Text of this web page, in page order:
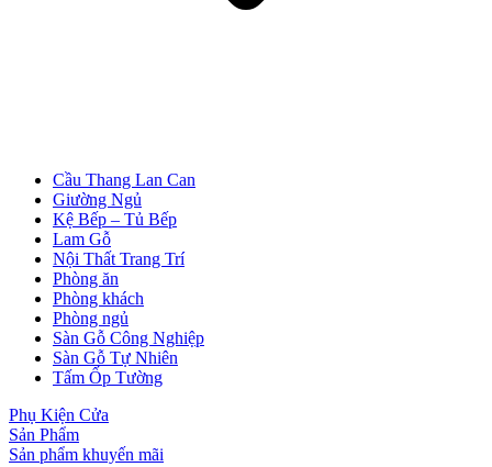
Cầu Thang Lan Can
Giường Ngủ
Kệ Bếp – Tủ Bếp
Lam Gỗ
Nội Thất Trang Trí
Phòng ăn
Phòng khách
Phòng ngủ
Sàn Gỗ Công Nghiệp
Sàn Gỗ Tự Nhiên
Tấm Ốp Tường
Phụ Kiện Cửa
Sản Phẩm
Sản phẩm khuyến mãi